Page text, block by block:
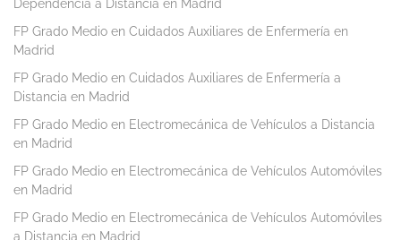
Dependencia a Distancia en Madrid
FP Grado Medio en Cuidados Auxiliares de Enfermería en
Madrid
FP Grado Medio en Cuidados Auxiliares de Enfermería a
Distancia en Madrid
FP Grado Medio en Electromecánica de Vehículos a Distancia
en Madrid
FP Grado Medio en Electromecánica de Vehículos Automóviles
en Madrid
FP Grado Medio en Electromecánica de Vehículos Automóviles
a Distancia en Madrid